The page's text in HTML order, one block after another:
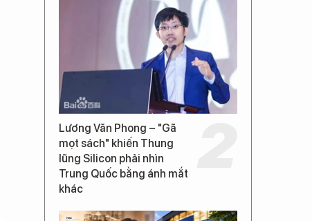
Lương Văn Phong – "Gã
mọt sách" khiến Thung
lũng Silicon phải nhìn
Trung Quốc bằng ánh mắt
khác